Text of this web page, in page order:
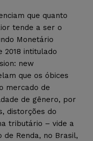
que quanto
tende a ser o
Monetário
2018 intitulado
new
que os óbices
mercado de
de gênero, por
distorções do
tributário – vide a
Renda, no Brasil,